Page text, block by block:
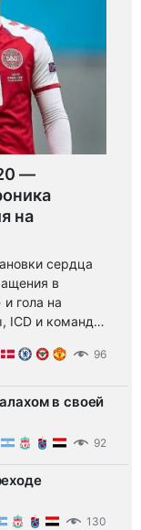
—
на
сердца
в
гола на
ICD и команда
96
в своей
92
130